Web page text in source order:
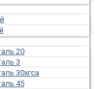
20
3
30хгса
45